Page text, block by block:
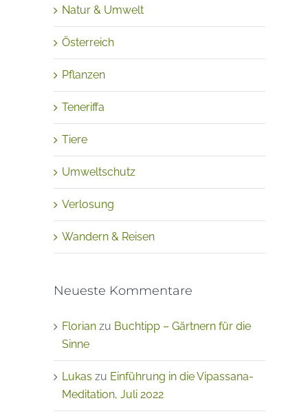
Natur & Umwelt
Österreich
Pflanzen
Teneriffa
Tiere
Umweltschutz
Verlosung
Wandern & Reisen
Neueste Kommentare
Florianzu Buchtipp – Gärtnern für die
Sinne
Lukas zu Einführung in die Vipassana-
Meditation, Juli 2022